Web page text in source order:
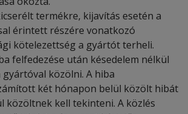
termékre, kijavítás esetén a
érintett részére vonatkozó
kötelezettség a gyártót terheli.
felfedezése után késedelem nélkül
közölni. A hiba
két hónapon belül közölt hibát
közöltnek kell tekinteni. A közlés